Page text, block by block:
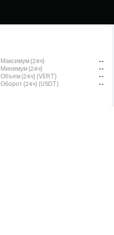
Максимум (24ч)
--
Минимум (24ч)
--
Объем (24ч) (VERT)
--
Оборот (24ч) (USDT)
--